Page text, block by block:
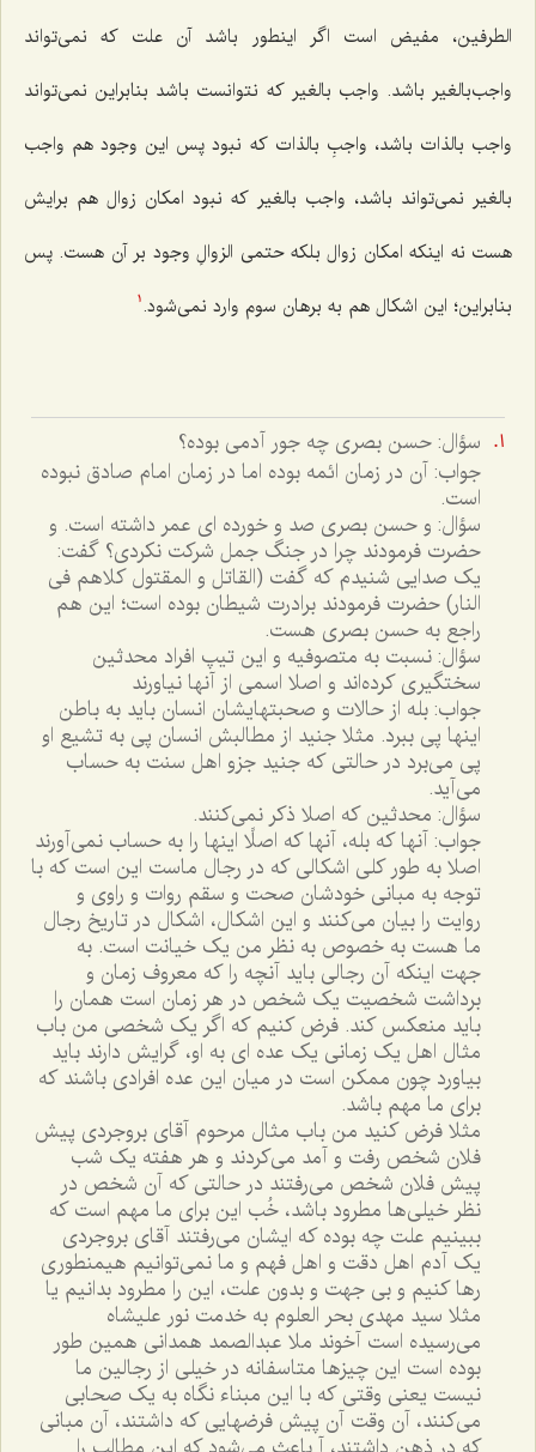
الطرفین، مفیض است اگر اینطور باشد آن علت كه نمى‌تواند
واجب‌بالغیر باشد. واجب بالغیر كه نتوانست باشد بنابراین نمى‌تواند
واجب بالذات باشد، واجبِ بالذات كه نبود پس این وجود هم واجب
بالغیر نمى‌تواند باشد، واجب بالغیر كه نبود امكان زوال هم برایش
هست نه اینكه امكان زوال بلكه حتمى الزوالِ وجود بر آن هست. پس
بنابراین؛ این اشكال هم به برهان سوم وارد نمى‌شود. 1
سؤال: حسن بصرى چه جور آدمى بوده؟
جواب: آن در زمان ائمه بوده اما در زمان امام صادق نبوده
است.
سؤال: و حسن بصرى صد و خورده اى عمر داشته است. و
حضرت فرمودند چرا در جنگ جمل شرکت نکردى؟ گفت:
يک صدايى شنيدم که گفت (القاتل و المقتول کلاهم فى
النار) حضرت فرمودند برادرت شيطان بوده است؛ اين هم
راجع به حسن بصرى هست.
سؤال: نسبت به متصوفيه و اين تيپ افراد محدثين
سختگيرى کرده‌اند و اصلا اسمى از آنها نياورند
جواب: بله از حالات و صحبتهايشان انسان بايد به باطن
اينها پى ببرد. مثلا جنيد از مطالبش انسان پى به تشيع او
پى مى‌برد در حالتى که جنيد جزو اهل سنت به حساب
مى‌آيد.
سؤال: محدثين که اصلا ذکر نمى‌کنند.
جواب: آنها که بله، آنها که اصلًا اينها را به حساب نمى‌آورند
اصلا به طور کلى اشکالى که در رجال ماست اين است که با
توجه به مبانى خودشان صحت و سقم روات و راوى و
روايت را بيان مى‌کنند و اين اشکال، اشکال در تاريخ رجال
ما هست به خصوص به نظر من يک خيانت است. به
جهت اينکه آن رجالى بايد آنچه را که معروف زمان و
برداشت شخصيت يک شخص در هر زمان است همان را
بايد منعکس کند. فرض کنيم که اگر يک شخصى من باب
مثال اهل يک زمانى يک عده اى به او، گرايش دارند بايد
بياورد چون ممکن است در ميان اين عده افرادى باشند که
براى ما مهم باشد.
مثلا فرض کنيد من باب مثال مرحوم آقاى بروجردى پيش
فلان شخص رفت و آمد مى‌کردند و هر هفته يک شب
پيش فلان شخص مى‌رفتند در حالتى که آن شخص در
نظر خيلى‌ها مطرود باشد، خُب اين براى ما مهم است که
ببينيم علت چه بوده که ايشان مى‌رفتند آقاى بروجردى
يک آدم اهل دقت و اهل فهم و ما نمى‌توانيم هيمنطورى
رها کنيم و بى جهت و بدون علت، اين را مطرود بدانيم يا
مثلا سيد مهدى بحر العلوم به خدمت نور عليشاه
مى‌رسيده است آخوند ملا عبدالصمد همدانى همين طور
بوده است اين چيزها متاسفانه در خيلى از رجالين ما
نيست يعنى وقتى که با اين مبناء نگاه به يک صحابى
مى‌کنند، آن وقت آن پيش فرضهايى که داشتند، آن مبانى